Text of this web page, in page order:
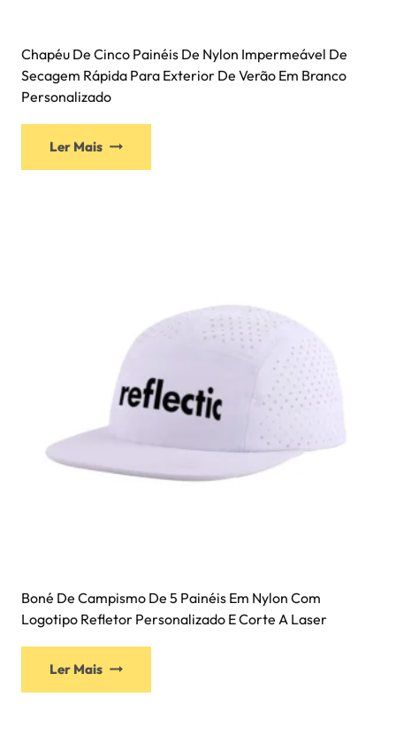
Chapéu De Cinco Painéis De Nylon Impermeável De
Secagem Rápida Para Exterior De Verão Em Branco
Personalizado
Ler Mais
Boné De Campismo De 5 Painéis Em Nylon Com
Logotipo Refletor Personalizado E Corte A Laser
Ler Mais